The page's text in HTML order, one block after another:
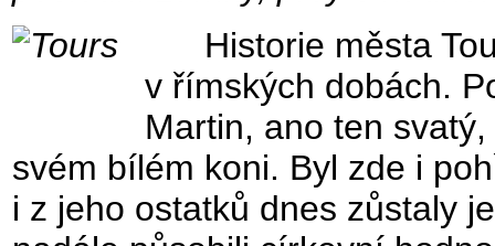
Historie města
v římských dobách.
Martin, ano ten
svém bílém koni. Byl zde i
i z jeho ostatků dnes zůstaly